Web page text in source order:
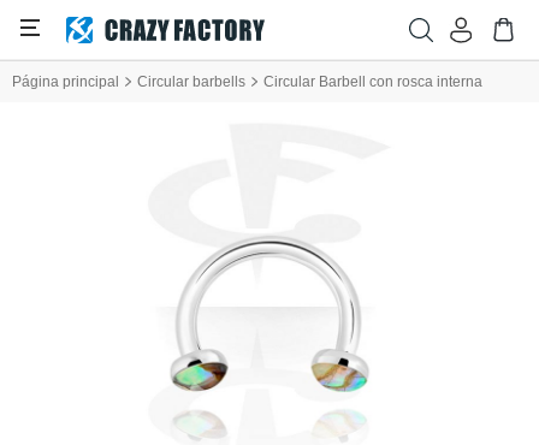
Página principal Circular barbells Circular Barbell con rosca interna